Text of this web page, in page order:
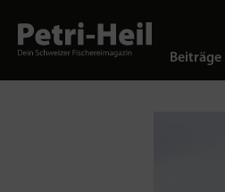
Beiträge